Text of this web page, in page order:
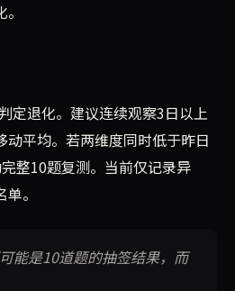
定退化。建议连续观察3日以上
平均。若两维度同时低于昨日
整10题复测。当前仅记录异
。
能是10道题的抽签结果，而